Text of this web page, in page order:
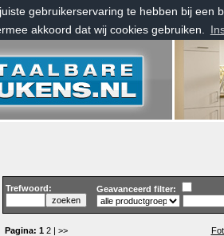
gebruikerservaring te hebben bij een
akkoord dat wij cookies gebruiken.
uur
Trefwoord: Geavanceerd filter:
Pagina: 1 2 | >>